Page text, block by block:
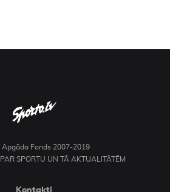
Apgāda Fonds 2007-2019
SPORTU UN TĀ AKTUALITĀTĒM
Kontakti